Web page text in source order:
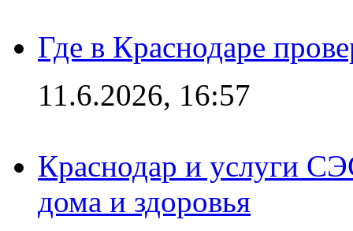
Где в Краснодаре
11.6.2026, 16:57
Краснодар и услуги
дома и здоровья